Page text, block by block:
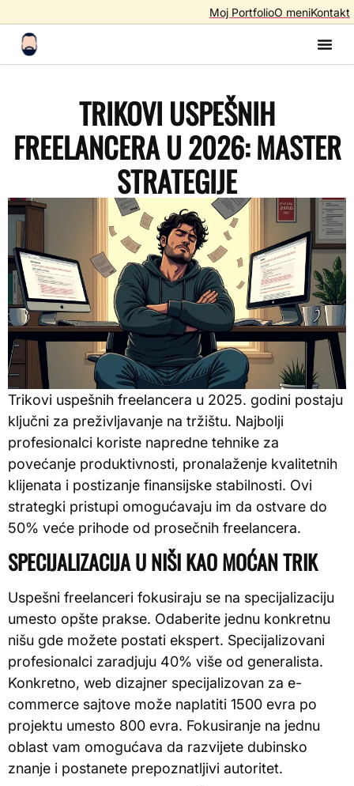
Moj PortfolioO meniKontakt
TRIKOVI USPEŠNIH
FREELANCERA U 2026: MASTER
STRATEGIJE
Trikovi uspešnih freelancera u 2025. godini postaju
ključni za preživljavanje na tržištu. Najbolji
profesionalci koriste napredne tehnike za
povećanje produktivnosti, pronalaženje kvalitetnih
klijenata i postizanje finansijske stabilnosti. Ovi
strategki pristupi omogućavaju im da ostvare do
50% veće prihode od prosečnih freelancera.
SPECIJALIZACIJA U NIŠI KAO MOĆAN TRIK
Uspešni freelanceri fokusiraju se na specijalizaciju
umesto opšte prakse. Odaberite jednu konkretnu
nišu gde možete postati ekspert. Specijalizovani
profesionalci zaradjuju 40% više od generalista.
Konkretno, web dizajner specijalizovan za e-
commerce sajtove može naplatiti 1500 evra po
projektu umesto 800 evra. Fokusiranje na jednu
oblast vam omogućava da razvijete dubinsko
znanje i postanete prepoznatljivi autoritet.